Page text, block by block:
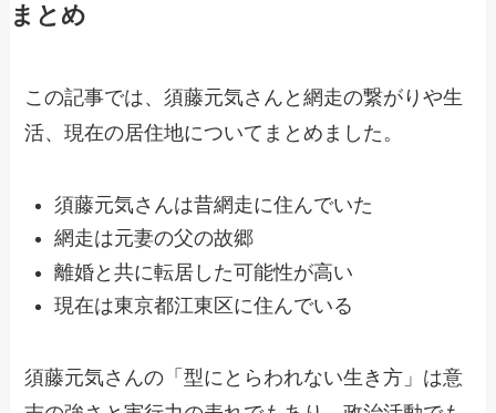
まとめ
この記事では、須藤元気さんと網走の繋がりや生
活、現在の居住地についてまとめました。
須藤元気さんは昔網走に住んでいた
網走は元妻の父の故郷
離婚と共に転居した可能性が高い
現在は東京都江東区に住んでいる
須藤元気さんの「型にとらわれない生き方」は意